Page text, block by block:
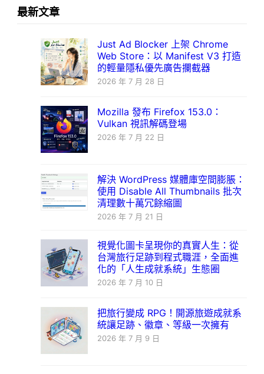
最新文章
Just Ad Blocker 上架 Chrome
Web Store：以 Manifest V3 打造
的輕量隱私優先廣告攔截器
2026 年 7 月 28 日
Mozilla 發布 Firefox 153.0：
Vulkan 視訊解碼登場
2026 年 7 月 22 日
解決 WordPress 媒體庫空間膨脹：
使用 Disable All Thumbnails 批次
清理數十萬冗餘縮圖
2026 年 7 月 21 日
視覺化圖卡呈現你的真實人生：從
台灣旅行足跡到程式職涯，全面進
化的「人生成就系統」生態圈
2026 年 7 月 10 日
把旅行變成 RPG！開源旅遊成就系
統讓足跡、徽章、等級一次擁有
2026 年 7 月 9 日